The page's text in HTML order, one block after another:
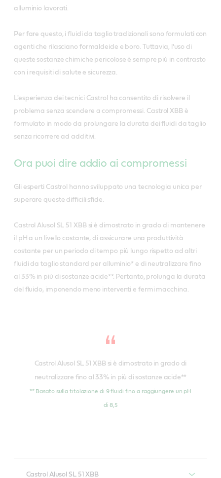
alluminio lavorati.
Per fare questo, i fluidi da taglio tradizionali sono formulati con
agenti che rilasciano formaldeide e boro. Tuttavia, l'uso di
queste sostanze chimiche pericolose è sempre più in contrasto
con i requisiti di salute e sicurezza.
L'esperienza dei tecnici Castrol ha consentito di risolvere il
problema senza scendere a compromessi. Castrol XBB è
formulato in modo da prolungare la durata dei fluidi da taglio
senza ricorrere ad additivi.
Ora puoi dire addio ai compromessi
Gli esperti Castrol hanno sviluppato una tecnologia unica per
superare queste difficili sfide.
Castrol Alusol SL 51 XBB si è dimostrato in grado di mantenere
il pH a un livello costante, di assicurare una produttività
costante per un periodo di tempo più lungo rispetto ad altri
fluidi da taglio standard per alluminio* e di neutralizzare fino
al 33% in più di sostanze acide**. Pertanto, prolunga la durata
del fluido, imponendo meno interventi e fermi macchina.
Castrol Alusol SL 51 XBB si è dimostrato in grado di
neutralizzare fino al 33% in più di sostanze acide**
** Basato sulla titolazione di 9 fluidi fino a raggiungere un pH
di 8,5
Castrol Alusol SL 51 XBB